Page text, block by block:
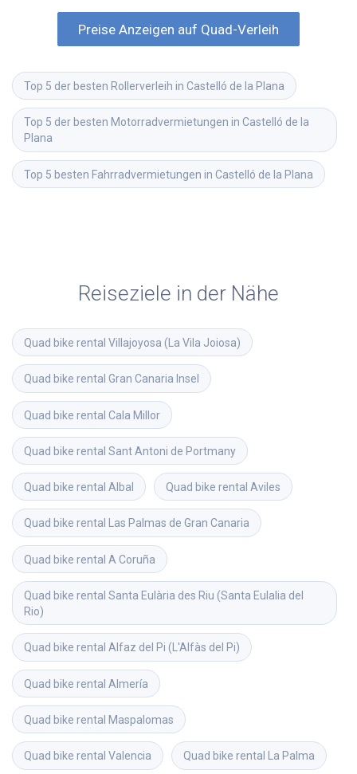
Preise Anzeigen auf Quad-Verleih
Top 5 der besten Rollerverleih in Castelló de la Plana
Top 5 der besten Motorradvermietungen in Castelló de la
Plana
Top 5 besten Fahrradvermietungen in Castelló de la Plana
Reiseziele in der Nähe
Quad bike rental Villajoyosa (La Vila Joiosa)
Quad bike rental Gran Canaria Insel
Quad bike rental Cala Millor
Quad bike rental Sant Antoni de Portmany
Quad bike rental Albal Quad bike rental Aviles
Quad bike rental Las Palmas de Gran Canaria
Quad bike rental A Coruña
Quad bike rental Santa Eulària des Riu (Santa Eulalia del
Rio)
Quad bike rental Alfaz del Pi (L'Alfàs del Pi)
Quad bike rental Almería
Quad bike rental Maspalomas
Quad bike rental Valencia Quad bike rental La Palma